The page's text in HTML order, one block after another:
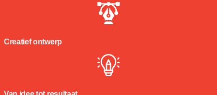
Creatief ontwerp